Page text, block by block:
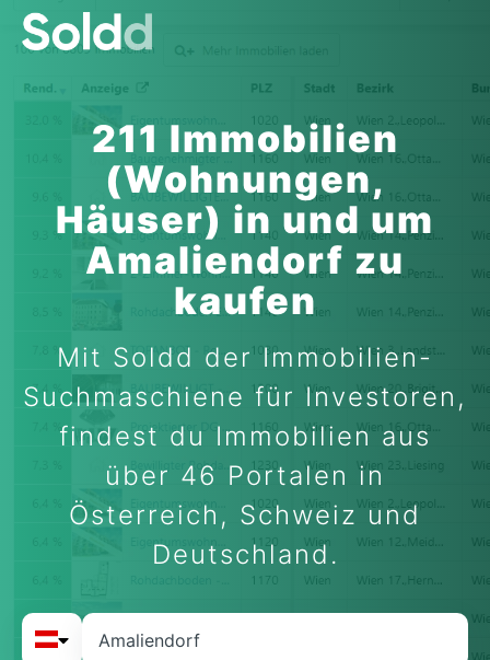
211 Immobilien
(Wohnungen,
Häuser) in und um
Amaliendorf zu
kaufen
Mit Soldd der Immobilien-
Suchmaschiene für Investoren,
findest du Immobilien aus
über 46 Portalen in
Österreich, Schweiz und
Deutschland.